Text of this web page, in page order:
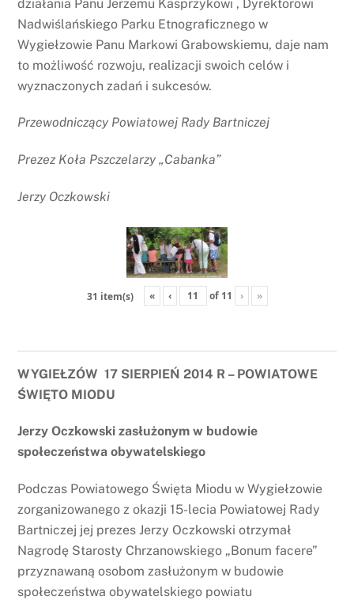
działania Panu Jerzemu Kasprzykowi , Dyrektorowi
Nadwiślańskiego Parku Etnograficznego w
Wygiełzowie Panu Markowi Grabowskiemu, daje nam
to możliwość rozwoju, realizacji swoich celów i
wyznaczonych zadań i sukcesów.
Przewodniczący Powiatowej Rady Bartniczej
Prezez Koła Pszczelarzy „Cabanka”
Jerzy Oczkowski
31 item(s) « ‹ of 11 › »
WYGIEŁZÓW 17 SIERPIEŃ 2014 R – POWIATOWE
ŚWIĘTO MIODU
Jerzy Oczkowski zasłużonym w budowie
społeczeństwa obywatelskiego
Podczas Powiatowego Święta Miodu w Wygiełzowie
zorganizowanego z okazji 15-lecia Powiatowej Rady
Bartniczej jej prezes Jerzy Oczkowski otrzymał
Nagrodę Starosty Chrzanowskiego „Bonum facere”
przyznawaną osobom zasłużonym w budowie
społeczeństwa obywatelskiego powiatu